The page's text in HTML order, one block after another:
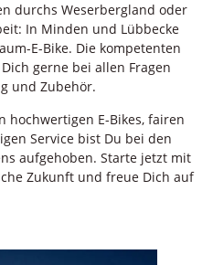
durchs Weserbergland oder
In Minden und Lübbecke
E-Bike. Die kompetenten
gerne bei allen Fragen
und Zubehör.
hochwertigen E-Bikes, fairen
Service bist Du bei den
aufgehoben. Starte jetzt mit
Zukunft und freue Dich auf